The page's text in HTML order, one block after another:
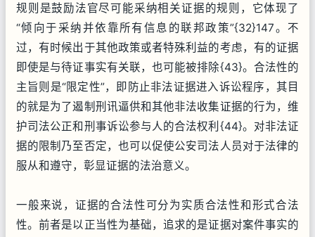
规则是鼓励法官尽可能采纳相关证据的规则，它体现了
“倾向于采纳并依靠所有信息的联邦政策”{32}147。不
过，有时候出于其他政策或者特殊利益的考虑，有的证据
即使是与待证事实有关联，也可能被排除{43}。合法性的
主旨则是“限定性”，即防止非法证据进入诉讼程序，其目
的就是为了遏制刑讯逼供和其他非法收集证据的行为，维
护司法公正和刑事诉讼参与人的合法权利{44}。对非法证
据的限制乃至否定，也可以促使公安司法人员对于法律的
服从和遵守，彰显证据的法治意义。
一般来说，证据的合法性可分为实质合法性和形式合法
性。前者是以正当性为基础，追求的是证据对案件事实的